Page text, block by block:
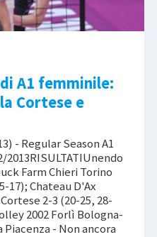
A1 femminile:
Cortese e
- Regular Season A1
Farm Chieri Torino
17); Chateau D'Ax
2-3 (20-25, 28-
2002 Forlì Bologna-
- Non ancora